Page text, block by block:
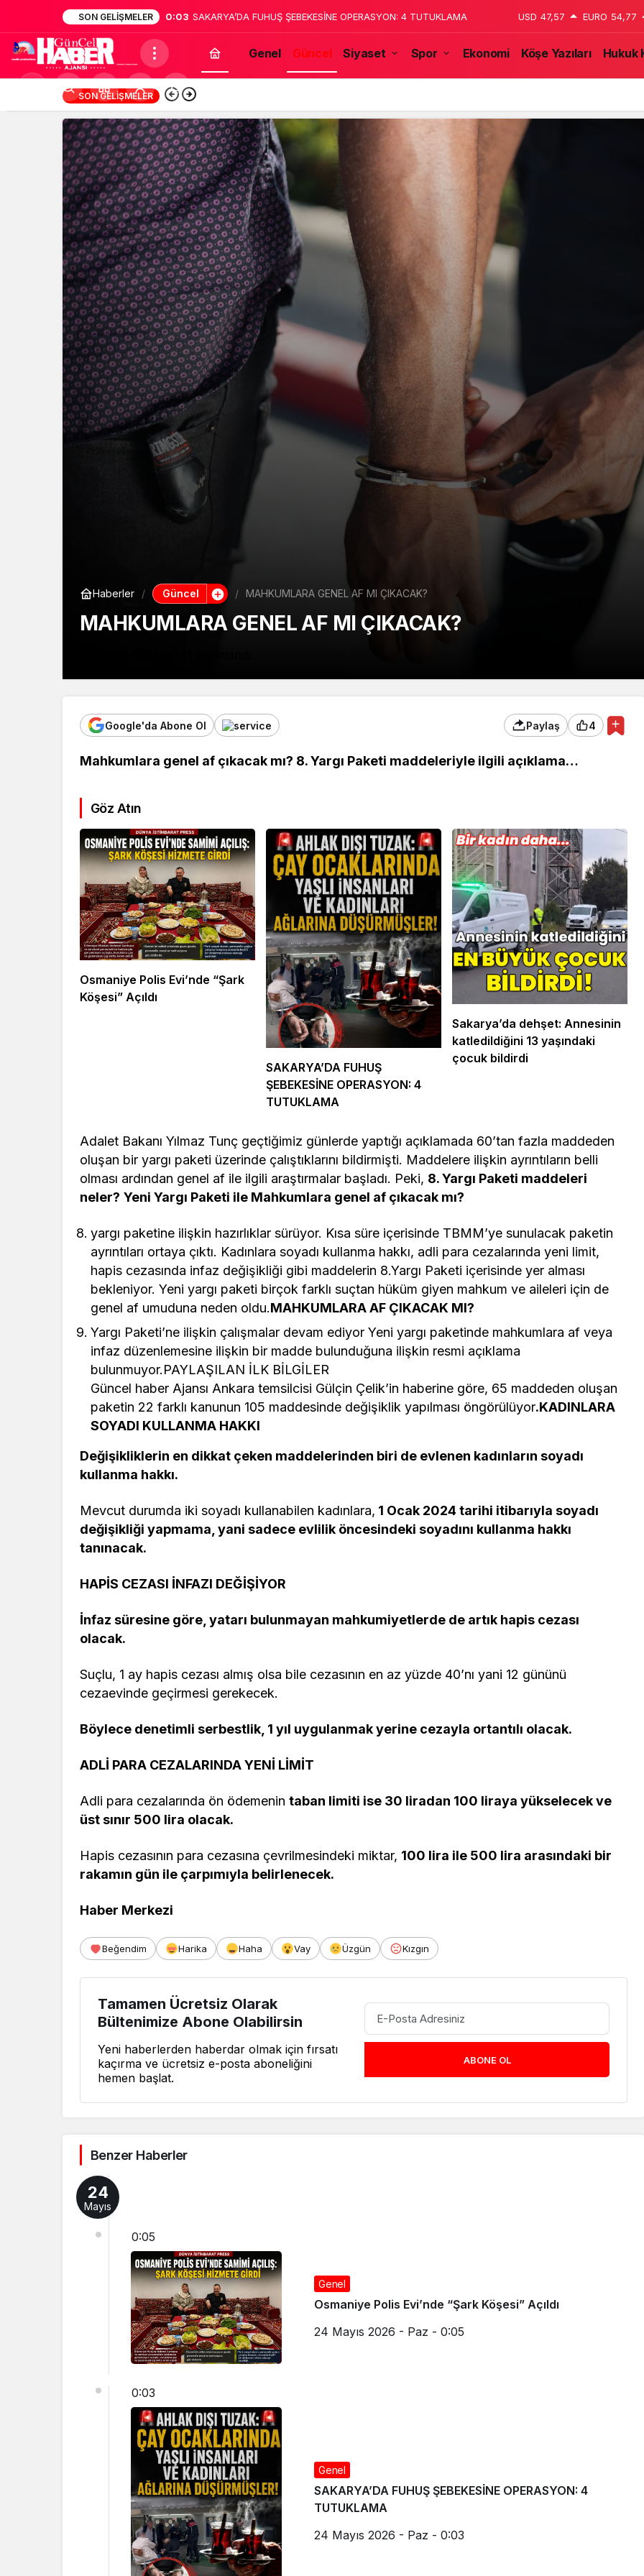
SON GELIŞMELER 0:02 Sakarya’da dehşet: Annesinin katledildiğini 13 yaşındaki çocuk
bildirdi
USD 47,57 EURO 54,77
Genel Güncel Siyaset Spor Ekonomi Köşe Yazıları Hukuk
değiştir
SON GELIŞMELER
Haberler Güncel MAHKUMLARA GENEL AF MI ÇIKACAK?
MAHKUMLARA GENEL AF MI ÇIKACAK?
Google'da Abone Ol Paylaş 4
Mahkumlara genel af çıkacak mı? 8. Yargı Paketi maddeleriyle ilgili açıklama…
Göz Atın
Osmaniye Polis Evi’nde “Şark
Köşesi” Açıldı
SAKARYA’DA FUHUŞ
ŞEBEKESİNE OPERASYON: 4
TUTUKLAMA
Sakarya’da dehşet: Annesinin
katledildiğini 13 yaşındaki
çocuk bildirdi
Adalet Bakanı Yılmaz Tunç geçtiğimiz günlerde yaptığı açıklamada 60’tan fazla maddeden
oluşan bir yargı paketi üzerinde çalıştıklarını bildirmişti. Maddelere ilişkin ayrıntıların belli
olması ardından genel af ile ilgili araştırmalar başladı. Peki, 8. Yargı Paketi maddeleri
neler? Yeni Yargı Paketi ile Mahkumlara genel af çıkacak mı?
yargı paketine ilişkin hazırlıklar sürüyor. Kısa süre içerisinde TBMM’ye sunulacak paketin
ayrıntıları ortaya çıktı. Kadınlara soyadı kullanma hakkı, adli para cezalarında yeni limit,
hapis cezasında infaz değişikliği gibi maddelerin 8.Yargı Paketi içerisinde yer alması
bekleniyor. Yeni yargı paketi birçok farklı suçtan hüküm giyen mahkum ve aileleri için de
genel af umuduna neden oldu.MAHKUMLARA AF ÇIKACAK MI?
Yargı Paketi’ne ilişkin çalışmalar devam ediyor Yeni yargı paketinde mahkumlara af veya
infaz düzenlemesine ilişkin bir madde bulunduğuna ilişkin resmi açıklama
bulunmuyor.PAYLAŞILAN İLK BİLGİLER
Güncel haber Ajansı Ankara temsilcisi Gülçin Çelik’in haberine göre, 65 maddeden oluşan
paketin 22 farklı kanunun 105 maddesinde değişiklik yapılması öngörülüyor.KADINLARA
SOYADI KULLANMA HAKKI
Değişikliklerin en dikkat çeken maddelerinden biri de evlenen kadınların soyadı
kullanma hakkı.
Mevcut durumda iki soyadı kullanabilen kadınlara, 1 Ocak 2024 tarihi itibarıyla soyadı
değişikliği yapmama, yani sadece evlilik öncesindeki soyadını kullanma hakkı
tanınacak.
HAPİS CEZASI İNFAZI DEĞİŞİYOR
İnfaz süresine göre, yatarı bulunmayan mahkumiyetlerde de artık hapis cezası
olacak.
Suçlu, 1 ay hapis cezası almış olsa bile cezasının en az yüzde 40’nı yani 12 gününü
cezaevinde geçirmesi gerekecek.
Böylece denetimli serbestlik, 1 yıl uygulanmak yerine cezayla ortantılı olacak.
ADLİ PARA CEZALARINDA YENİ LİMİT
Adli para cezalarında ön ödemenintaban limiti ise 30 liradan 100 liraya yükselecek ve
üst sınır 500 lira olacak.
Hapis cezasının para cezasına çevrilmesindeki miktar, 100 lira ile 500 lira arasındaki bir
rakamın gün ile çarpımıyla belirlenecek.
Haber Merkezi
Beğendim Harika Haha Vay Üzgün Kızgın
Tamamen Ücretsiz Olarak
Bültenimize Abone Olabilirsin
Yeni haberlerden haberdar olmak için fırsatı
kaçırma ve ücretsiz e-posta aboneliğini
hemen başlat.
ABONE OL
Benzer Haberler
24
Mayıs
0:05
Genel
Osmaniye Polis Evi’nde “Şark Köşesi” Açıldı
24 Mayıs 2026 - Paz - 0:05
0:03
Genel
SAKARYA’DA FUHUŞ ŞEBEKESİNE OPERASYON: 4
TUTUKLAMA
24 Mayıs 2026 - Paz - 0:03
Türk Müziğinin
Unutulmaz İsmi Tanju
Dönümünde Anılıyor
Ekonomi
Mersin’de Ekonomi ve
Siyaset Gündemi:
Önemli İsimler Bir Araya
Geldi
Genel
Osmaniye Polis Evi’nde
“Şark Köşesi” Açıldı